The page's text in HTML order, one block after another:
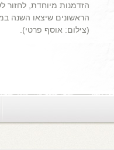
הזדמנות מיוחדת, לחזור
הראשונים שיצאו השנה
(צילום: אוסף פרטי).